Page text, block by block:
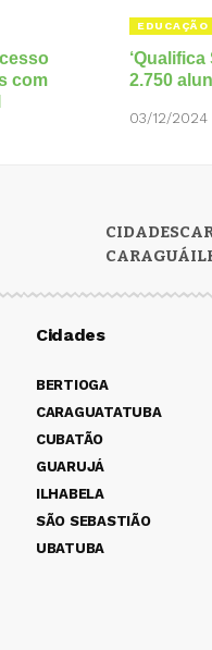
com
EDUCAÇÃO
2.750
03/12/2024
CIDADES
CARAGUÁ
Cidades
BERTIOGA
CARAGUATATUBA
CUBATÃO
GUARUJÁ
ILHABELA
SÃO SEBASTIÃO
UBATUBA